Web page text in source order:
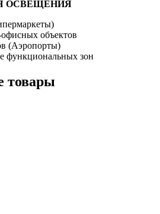
ОСВЕЩЕНИЯ
объектов
(Аэропорты)
функциональных зон
товары